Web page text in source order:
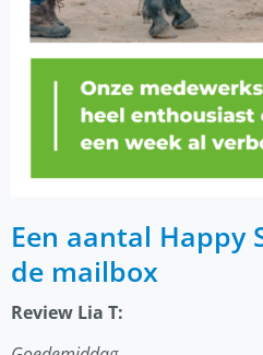
Een aantal Happy
de mailbox
Review Lia T: